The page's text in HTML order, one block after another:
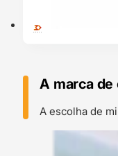
A marca
A escolha de